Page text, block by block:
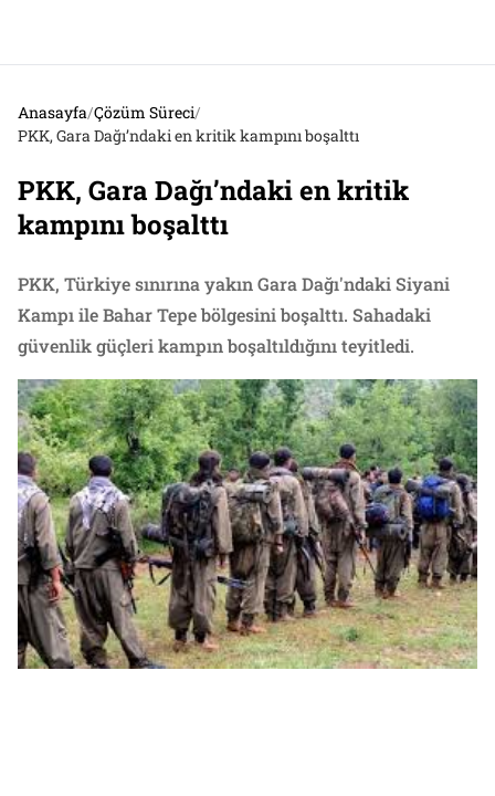
Anasayfa/Çözüm Süreci/
PKK, Gara Dağı’ndaki en kritik kampını boşalttı
PKK, Gara Dağı’ndaki en kritik
kampını boşalttı
PKK, Türkiye sınırına yakın Gara Dağı'ndaki Siyani
Kampı ile Bahar Tepe bölgesini boşalttı. Sahadaki
güvenlik güçleri kampın boşaltıldığını teyitledi.